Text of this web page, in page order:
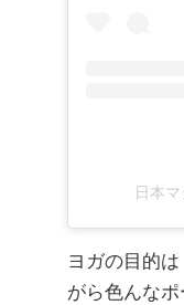
日本
ヨガの目的
がら色んな